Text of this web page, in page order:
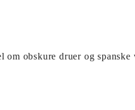
obskure druer og spanske